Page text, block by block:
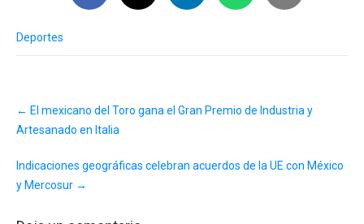
Deportes
navigation
← El mexicano del Toro gana el Gran Premio de Industria y
Artesanado en Italia
Indicaciones geográficas celebran acuerdos de la UE con México
y Mercosur →